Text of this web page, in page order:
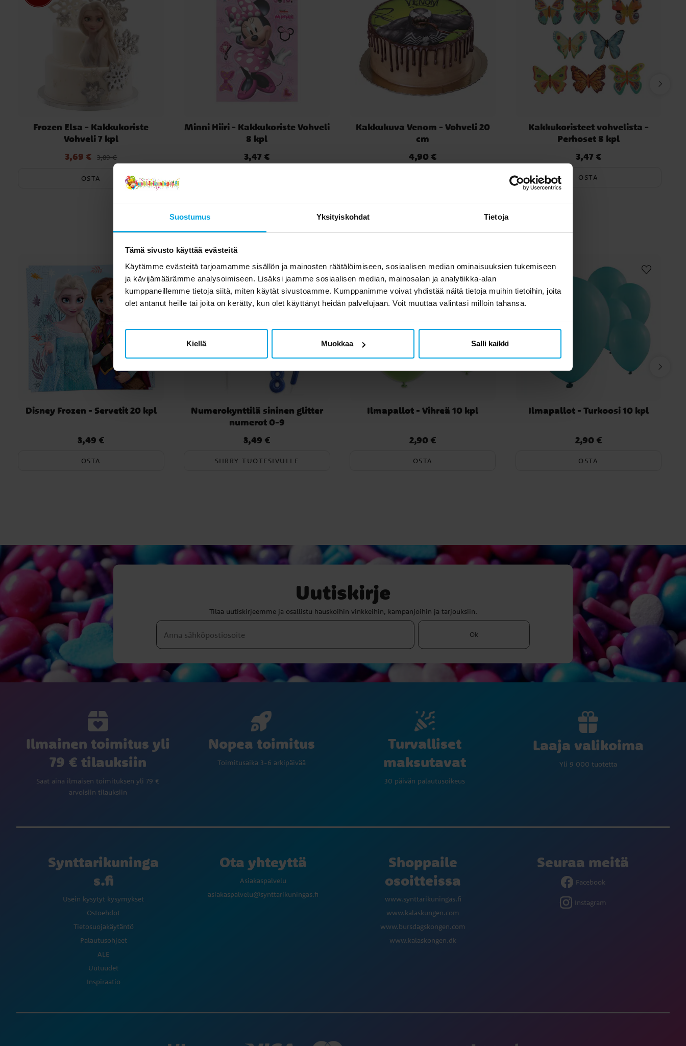
Suostumus Yksityiskohdat Tietoja
Tämä sivusto käyttää evästeitä
Käytämme evästeitä tarjoamamme sisällön ja mainosten räätälöimiseen, sosiaalisen median ominaisuuksien tukemiseen
ja kävijämäärämme analysoimiseen. Lisäksi jaamme sosiaalisen median, mainosalan ja analytiikka-alan
kumppaneillemme tietoja siitä, miten käytät sivustoamme. Kumppanimme voivat yhdistää näitä tietoja muihin tietoihin, joita
olet antanut heille tai joita on kerätty, kun olet käyttänyt heidän palvelujaan. Voit muuttaa valintasi milloin tahansa.
Kiellä Muokkaa Salli kaikki
Frozen Elsa - Kakkukoriste
Vohveli 7 kpl
Nykyinen hinta:3,69 €Edellinen hinta
3,89 €
3,69 € 3,89 €
OSTA
Minni Hiiri - Kakkukoriste Vohveli
8 kpl
Hinta:3,47 €
3,47 €
Kakkukuva Venom - Vohveli 20
cm
Hinta:4,90 €
4,90 €
Kakkukoristeet vohvelista -
Perhoset 8 kpl
Hinta:3,47 €
3,47 €
OSTA
Toiset asiakkaat ostivat myös
Disney Frozen - Servetit 20 kpl
Hinta:3,49 €
3,49 €
OSTA
Numerokynttilä sininen glitter
numerot 0-9
Hinta:3,49 €
3,49 €
SIIRRY TUOTESIVULLE
Ilmapallot - Vihreä 10 kpl
Hinta:2,90 €
2,90 €
OSTA
Ilmapallot - Turkoosi 10 kpl
Hinta:2,90 €
2,90 €
OSTA
Uutiskirje
Tilaa uutiskirjeemme ja osallistu hauskoihin vinkkeihin, kampanjoihin ja tarjouksiin.
Ok
Ilmainen toimitus yli
79 € tilauksiin
Saat aina ilmaisen toimituksen yli 79 €
arvoisiin tilauksiin
Nopea toimitus
Toimitusaika 3-6 arkipäivää
Turvalliset
maksutavat
30 päivän palautusoikeus
Laaja valikoima
Yli 9 000 tuotetta
Synttarikuninga
s.fi
Usein kysytyt kysymykset
Ostoehdot
Tietosuojakäytäntö
Palautusohjeet
ALE
Uutuudet
Inspiraatio
Ota yhteyttä
Asiakaspalvelu
asiakaspalvelu@synttarikuningas.fi
Shoppaile
osoitteissa
www.synttarikuningas.fi
www.kalaskungen.com
www.bursdagskongen.com
www.kalaskongen.dk
Seuraa meitä
Facebook
Instagram